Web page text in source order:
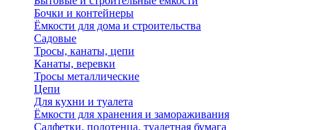
Бочки и контейнеры
Ёмкости для дома и строительства
Садовые
Тросы, канаты, цепи
Канаты, веревки
Тросы металлические
Цепи
Для кухни и туалета
Ёмкости для хранения и замораживания
Салфетки, полотенца, туалетная бумага